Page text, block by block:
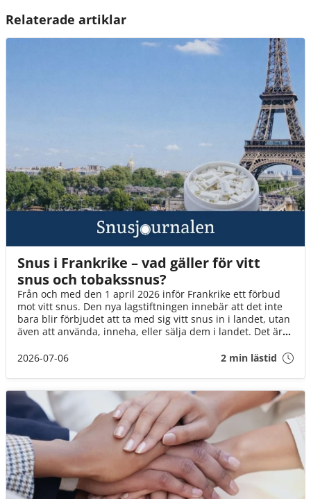
Relaterade artiklar
Snus i Frankrike – vad gäller för vitt
snus och tobakssnus?
Från och med den 1 april 2026 inför Frankrike ett förbud
mot vitt snus. Den nya lagstiftningen innebär att det inte
bara blir förbjudet att ta med sig vitt snus in i landet, utan
även att använda, inneha, eller sälja dem i landet. Det är
(för eget bruk och i rimlig mängd).
2026-07-06 2 min lästid